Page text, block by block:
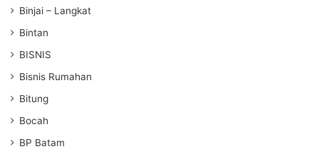
Binjai – Langkat
Bintan
BISNIS
Bisnis Rumahan
Bitung
Bocah
BP Batam